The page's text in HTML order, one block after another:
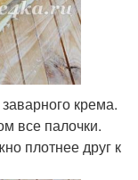
крема.
все палочки.
плотнее друг к